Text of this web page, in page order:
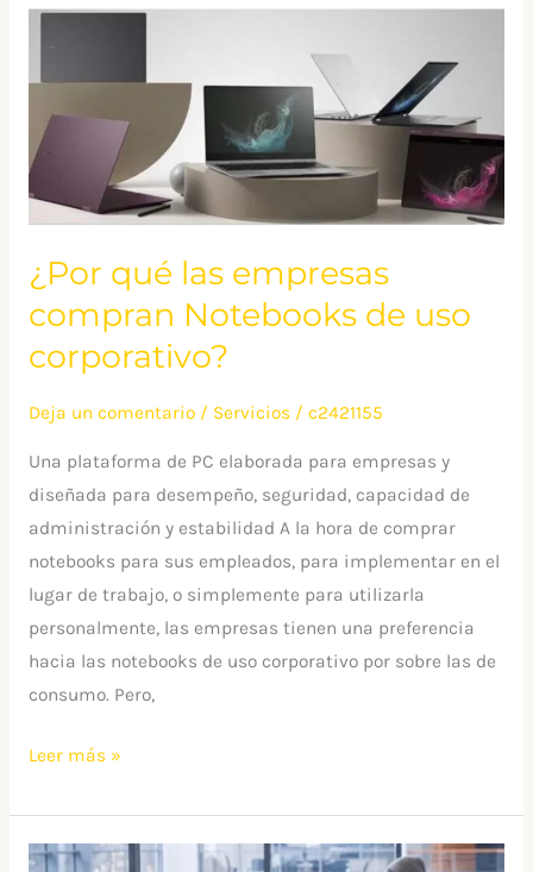
¿Por qué las empresas
compran Notebooks de uso
corporativo?
Deja un comentario / Servicios/ c2421155
Una plataforma de PC elaborada para empresas y
diseñada para desempeño, seguridad, capacidad de
administración y estabilidad A la hora de comprar
notebooks para sus empleados, para implementar en el
lugar de trabajo, o simplemente para utilizarla
personalmente, las empresas tienen una preferencia
hacia las notebooks de uso corporativo por sobre las de
consumo. Pero,
las
empresas
compran
Notebooks
de
uso
corporativo?
Leer más »
Qué